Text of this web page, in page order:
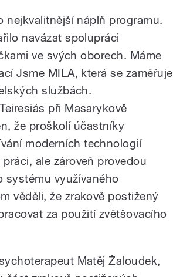
náplň programu.
navázat spolupráci
ve svých oborech. Máme
Jsme MILA, která se zaměřuje
službách.
při Masarykově
že proškolí účastníky
moderních technologií
ale zároveň provedou
systému využívaného
věděli, že zrakově postižený
za použití zvětšovacího
Matěj Žaloudek,